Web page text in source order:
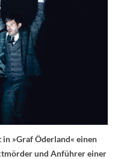
»Graf Öderland« einen
und Anführer einer